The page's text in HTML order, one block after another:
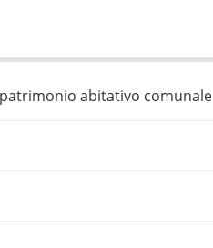
abitativo comunale